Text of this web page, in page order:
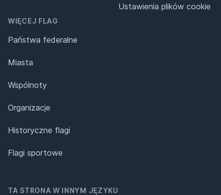
WIĘCEJ FLAG
Państwa federalne
Miasta
Wspólnoty
Organizacje
Historyczne flagi
Flagi sportowe
Ustawienia plików cookie
TA STRONA W INNYM JĘZYKU